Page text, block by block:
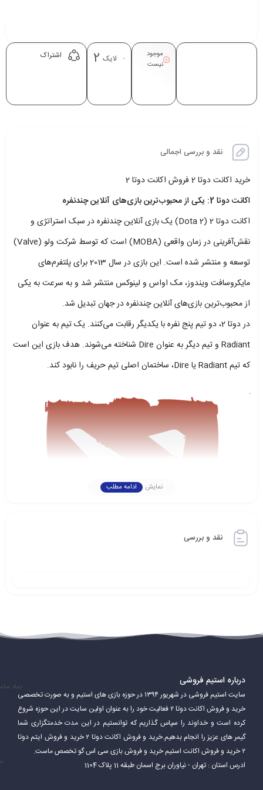
موجود
نیست
لایک 2 اشتراک
نقد و بررسی اجمالی
خرید اکانت دوتا 2 فروش اکانت دوتا 2
اکانت دوتا 2: یکی از محبوب‌ترین بازی‌های آنلاین چندنفره
اکانت دوتا 2 (Dota 2) یک بازی آنلاین چندنفره در سبک استراتژی و
نقش‌آفرینی در زمان واقعی (MOBA) است که توسط شرکت ولو (Valve)
توسعه و منتشر شده است. این بازی در سال 2013 برای پلتفرم‌های
مایکروسافت ویندوز، مک اواس و لینوکس منتشر شد و به سرعت به یکی
از محبوب‌ترین بازی‌های آنلاین چندنفره در جهان تبدیل شد.
در دوتا 2، دو تیم پنج نفره با یکدیگر رقابت می‌کنند. یک تیم به عنوان
Radiant و تیم دیگر به عنوان Dire شناخته می‌شوند. هدف بازی این است
که تیم Radiant یا Dire، ساختمان اصلی تیم حریف را نابود کند.
قهرمان دارای توانایی‌ها، قدرت‌ها و ضعف‌های منحصر به فرد خود است.
کنند.
دوتا 2 یک بازی بسیار پیچیده و عمیق است. بازیکنان باید مهارت‌های
مختلفی مانند هدف‌گیری، کار تیمی، استراتژی و مدیریت منابع را برای
موفقیت در بازی تقویت کنند.
نمایش ادامه مطلب
نقد و بررسی
درباره استیم فروشی
سایت استیم فروشی در شهریور ۱۳۹۴ در حوزه بازی های استیم و به صورت تخصصی
خرید و فروش اکانت دوتا ۲ فعالیت خود را به عنوان اولین سایت در این حوزه شروع
کرده است و خداوند را سپاس گذاریم که توانستیم در این مدت خدمتگزاری شما
گیمر های عزیز را انجام بدهیم.خرید و فروش اکانت دوتا ۲ خرید و فروش ایتم دوتا
۲ خرید و فروش اکانت استیم خرید و فروش بازی سی اس گو تخصص ماست.
ادرس استان : تهران - نیاوران برج اسمان طبقه 11 پلاک 1104
نماد